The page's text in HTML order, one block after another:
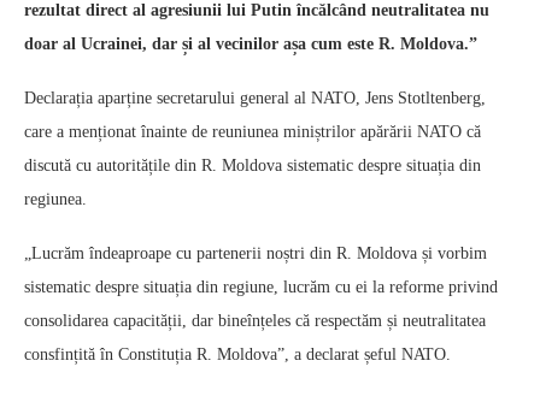
rezultat direct al agresiunii lui Putin încălcând neutralitatea nu
doar al Ucrainei, dar și al vecinilor așa cum este R. Moldova.”
Declarația aparține secretarului general al NATO, Jens Stotltenberg,
care a menționat înainte de reuniunea miniștrilor apărării NATO că
discută cu autoritățile din R. Moldova sistematic despre situația din
regiunea.
„Lucrăm îndeaproape cu partenerii noștri din R. Moldova și vorbim
sistematic despre situația din regiune, lucrăm cu ei la reforme privind
consolidarea capacității, dar bineînțeles că respectăm și neutralitatea
consfințită în Constituția R. Moldova”, a declarat șeful NATO.